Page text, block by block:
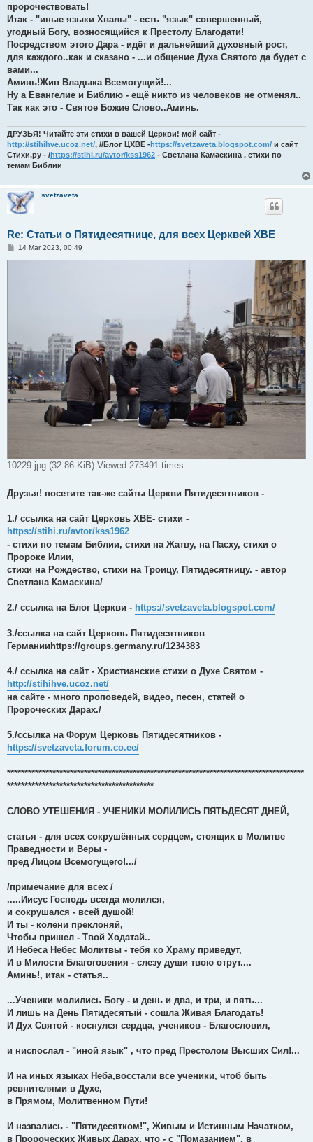
пророчествовать!
Итак - "иные языки Хвалы" - есть "язык" совершенный,
угодный Богу, возносящийся к Престолу Благодати!
Посредством этого Дара - идёт и дальнейший духовный рост,
для каждого..как и сказано - ...и общение Духа Святого да будет с
вами...
Аминь!Жив Владыка Всемогущий!...
Ну а Евангелие и Библию - ещё никто из человеков не отменял..
Так как это - Святое Божие Слово..Аминь.
ДРУЗЬЯ! Читайте эти стихи в вашей Церкви! мой сайт -
http://stihihve.ucoz.net/, //Блог ЦХВЕ -https://svetzaveta.blogspot.com/ и сайт
Стихи.ру - /https://stihi.ru/avtor/kss1962 - Светлана Камаскина , стихи по
темам Библии
svetzaveta
Re: Статьи о Пятидесятнице, для всех Церквей ХВЕ
P14 Mar 2023, 00:49
10229.jpg (32.86 KiB) Viewed 273491 times
Друзья! посетите так-же сайты Церкви Пятидесятников -
1./ ссылка на сайт Церковь ХВЕ- стихи -
https://stihi.ru/avtor/kss1962
- стихи по темам Библии, стихи на Жатву, на Пасху, стихи о
Пророке Илии,
стихи на Рождество, стихи на Троицу, Пятидесятницу. - автор
Светлана Камаскина/
2./ ссылка на Блог Церкви - https://svetzaveta.blogspot.com/
3./ссылка на сайт Церковь Пятидесятников
Германииhttps://groups.germany.ru/1234383
4./ ссылка на сайт - Христианские стихи о Духе Святом -
http://stihihve.ucoz.net/
на сайте - много проповедей, видео, песен, статей о
Пророческих Дарах./
5./ссылка на Форум Церковь Пятидесятников -
https://svetzaveta.forum.co.ee/
*************************************************************************************
******************************************
СЛОВО УТЕШЕНИЯ - УЧЕНИКИ МОЛИЛИСЬ ПЯТЬДЕСЯТ ДНЕЙ,
статья - для всех сокрушённых сердцем, стоящих в Молитве
Праведности и Веры -
пред Лицом Всемогущего!.../
/примечание для всех /
.....Иисус Господь всегда молился,
и сокрушался - всей душой!
И ты - колени преклоняй,
Чтобы пришел - Твой Ходатай..
И Небеса Небес Молитвы - тебя ко Храму приведут,
И в Милости Благоговения - слезу души твою отрут....
Аминь!, итак - статья..
...Ученики молились Богу - и день и два, и три, и пять...
И лишь на День Пятидесятый - сошла Живая Благодать!
И Дух Святой - коснулся сердца, учеников - Благословил,
и ниспослал - "иной язык" , что пред Престолом Высших Сил!...
И на иных языках Неба,восстали все ученики, чтоб быть
ревнителями в Духе,
в Прямом, Молитвенном Пути!
И назвались - "Пятидесятком!", Живым и Истинным Начатком,
в Пророческих Живых Дарах, что - с "Помазанием", в